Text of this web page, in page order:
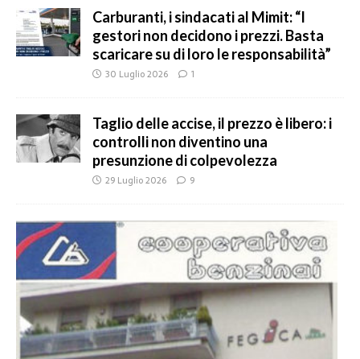
Carburanti, i sindacati al Mimit: “I
gestori non decidono i prezzi. Basta
scaricare su di loro le responsabilità”
30 Luglio 2026 1
Taglio delle accise, il prezzo è libero: i
controlli non diventino una
presunzione di colpevolezza
29 Luglio 2026 9